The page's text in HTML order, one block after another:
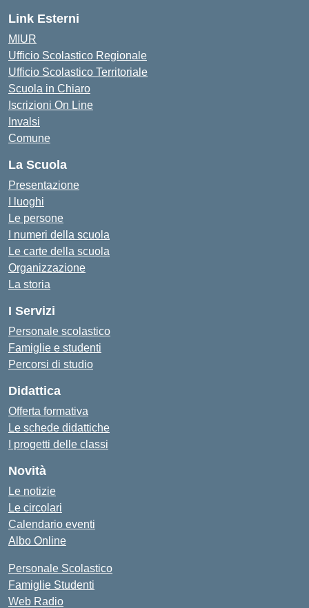
Link Esterni
MIUR
Ufficio Scolastico Regionale
Ufficio Scolastico Territoriale
Scuola in Chiaro
Iscrizioni On Line
Invalsi
Comune
La Scuola
Presentazione
I luoghi
Le persone
I numeri della scuola
Le carte della scuola
Organizzazione
La storia
I Servizi
Personale scolastico
Famiglie e studenti
Percorsi di studio
Didattica
Offerta formativa
Le schede didattiche
I progetti delle classi
Novità
Le notizie
Le circolari
Calendario eventi
Albo Online
Personale Scolastico
Famiglie Studenti
Web Radio